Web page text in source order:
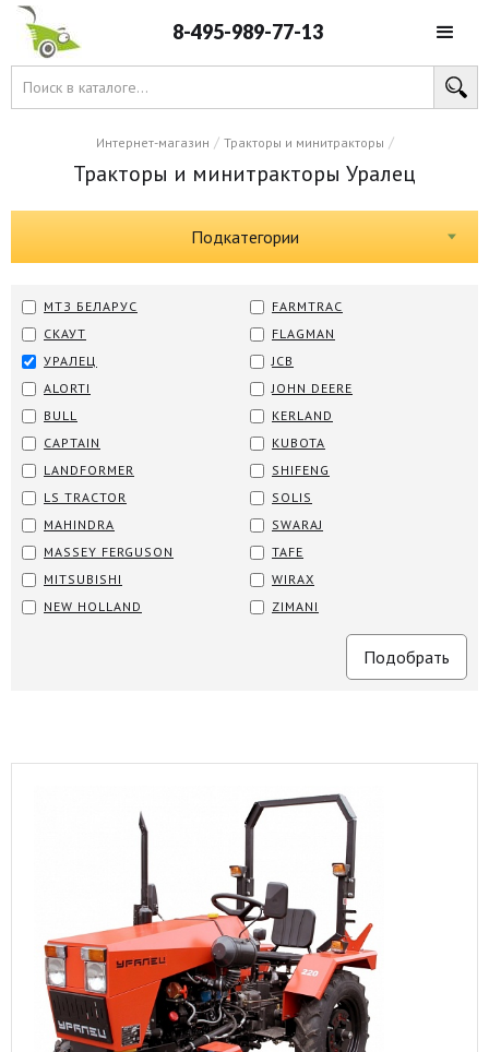
8-495-989-77-13
Интернет-магазин / Тракторы и минитракторы /
Тракторы и минитракторы Уралец
Подкатегории
МТЗ БЕЛАРУС
СКАУТ
УРАЛЕЦ
ALORTI
BULL
CAPTAIN
FARMTRAC
FLAGMAN
JCB
JOHN DEERE
KERLAND
KUBOTA
LANDFORMER
LS TRACTOR
MAHINDRA
MASSEY FERGUSON
MITSUBISHI
NEW HOLLAND
SHIFENG
SOLIS
SWARAJ
TAFE
WIRAX
ZIMANI